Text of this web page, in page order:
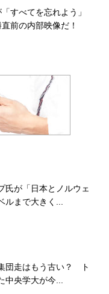
すべてを忘れよう」
前の内部映像だ！
氏が「日本とノルウェ
ルまで大きく...
団走はもう古い？ ト
中央学大が今...